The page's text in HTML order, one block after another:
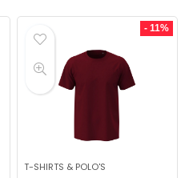
- 11%
T-SHIRTS & POLO'S